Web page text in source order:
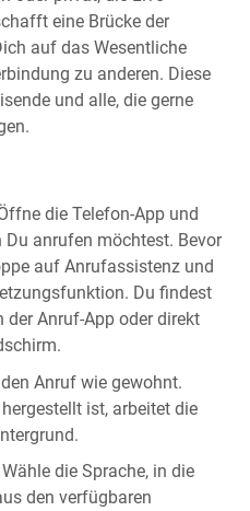
eine Brücke der
auf das Wesentliche
zu anderen. Diese
und alle, die gerne
die Telefon-App und
Du anrufen möchtest. Bevor
auf Anrufassistenz und
Du findest
der Anruf-App oder direkt
Anruf wie gewohnt.
ist, arbeitet die
die Sprache, in die
den verfügbaren